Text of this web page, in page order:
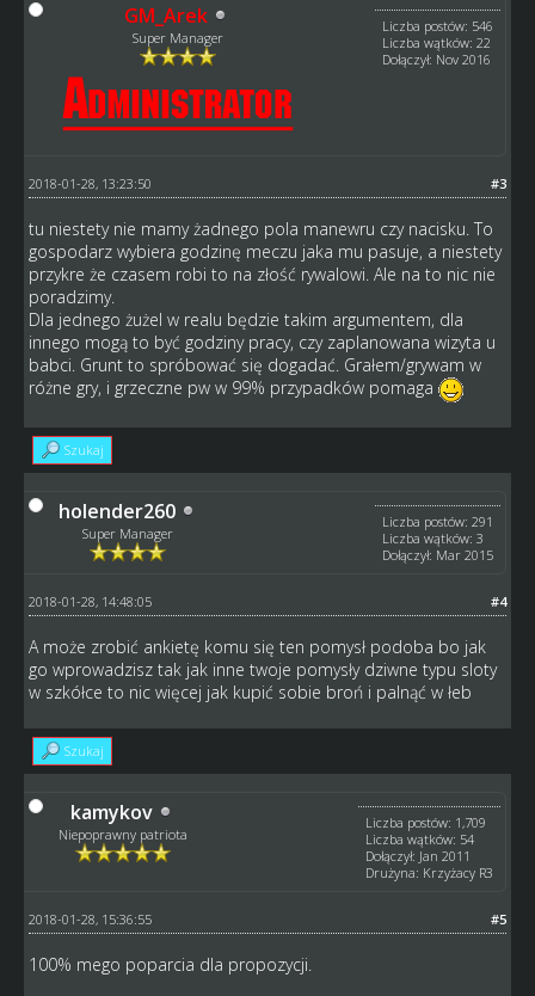
GM_Arek
Super Manager
Liczba postów: 546
Liczba wątków: 22
Dołączył: Nov 2016
#3
2018-01-28, 13:23:50
tu niestety nie mamy żadnego pola manewru czy nacisku. To
gospodarz wybiera godzinę meczu jaka mu pasuje, a niestety
przykre że czasem robi to na złość rywalowi. Ale na to nic nie
poradzimy.
Dla jednego żużel w realu będzie takim argumentem, dla
innego mogą to być godziny pracy, czy zaplanowana wizyta u
babci. Grunt to spróbować się dogadać. Grałem/grywam w
różne gry, i grzeczne pw w 99% przypadków pomaga
Szukaj
holender260
Super Manager
Liczba postów: 291
Liczba wątków: 3
Dołączył: Mar 2015
#4
2018-01-28, 14:48:05
A może zrobić ankietę komu się ten pomysł podoba bo jak
go wprowadzisz tak jak inne twoje pomysły dziwne typu sloty
w szkółce to nic więcej jak kupić sobie broń i palnąć w łeb
Szukaj
kamykov
Niepoprawny patriota
Liczba postów: 1,709
Liczba wątków: 54
Dołączył: Jan 2011
Drużyna: Krzyżacy R3
#5
2018-01-28, 15:36:55
100% mego poparcia dla propozycji.